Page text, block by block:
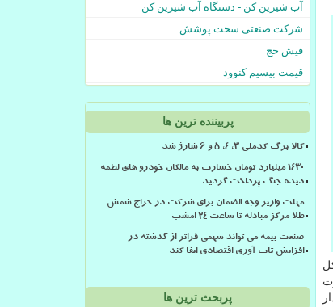
آب شیرین کن - دستگاه آب شیرین کن
شرکت صنعتی سخت پوشش
فیش حج
قیمت بیسیم کنوود
پربیننده ترین ها
کالا برگ کدملی 3، 4، 5 و 6 شارژ شد
۱۴۳۰ میلیارد تومان خسارت به مالکان خودرو های لطمه
دیده جنگ پرداخت گردید
مهلت واریز وجه الضمان برای شرکت در حراج شمش
طلا مرکز مبادله تا ساعت ۲۴ امشب
صنعت بیمه می تواند سهمی فراتر از گذشته در
افزایش تاب آوری اقتصادی ایفا کند
پربحث ترین ها